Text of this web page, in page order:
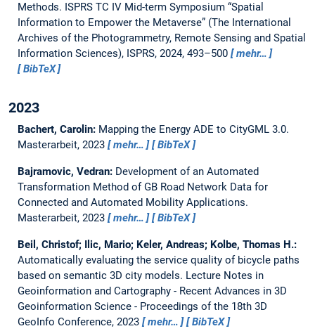
Methods. ISPRS TC IV Mid-term Symposium “Spatial
Information to Empower the Metaverse” (The International
Archives of the Photogrammetry, Remote Sensing and Spatial
Information Sciences), ISPRS, 2024, 493–500
mehr…
BibTeX
2023
Bachert, Carolin: Mapping the Energy ADE to CityGML 3.0.
Masterarbeit, 2023 mehr… BibTeX
Bajramovic, Vedran: Development of an Automated
Transformation Method of GB Road Network Data for
Connected and Automated Mobility Applications.
Masterarbeit, 2023 mehr… BibTeX
Beil, Christof; Ilic, Mario; Keler, Andreas; Kolbe, Thomas H.:
Automatically evaluating the service quality of bicycle paths
based on semantic 3D city models. Lecture Notes in
Geoinformation and Cartography - Recent Advances in 3D
Geoinformation Science - Proceedings of the 18th 3D
GeoInfo Conference, 2023
mehr… BibTeX